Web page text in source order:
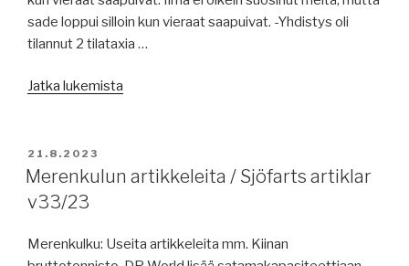
sade loppui silloin kun vieraat saapuivat. -Yhdistys oli
tilannut 2 tilataxia …
Jatka lukemista
JULKAISTU
21.8.2023
Merenkulun artikkeleita / Sjöfarts artiklar
v33/23
Merenkulku: Useita artikkeleita mm. Kiinan